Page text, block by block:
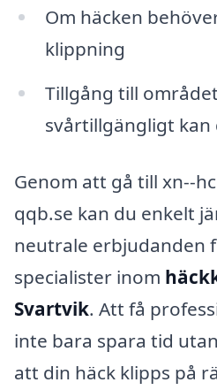
Om häcken
klippning
Tillgång till
svårtillgängligt kan
Genom att gå till xn--
qqb.se kan du enkelt
neutrale erbjudanden
specialister inom
Svartvik. Att få
inte bara spara tid
att din häck klipps på